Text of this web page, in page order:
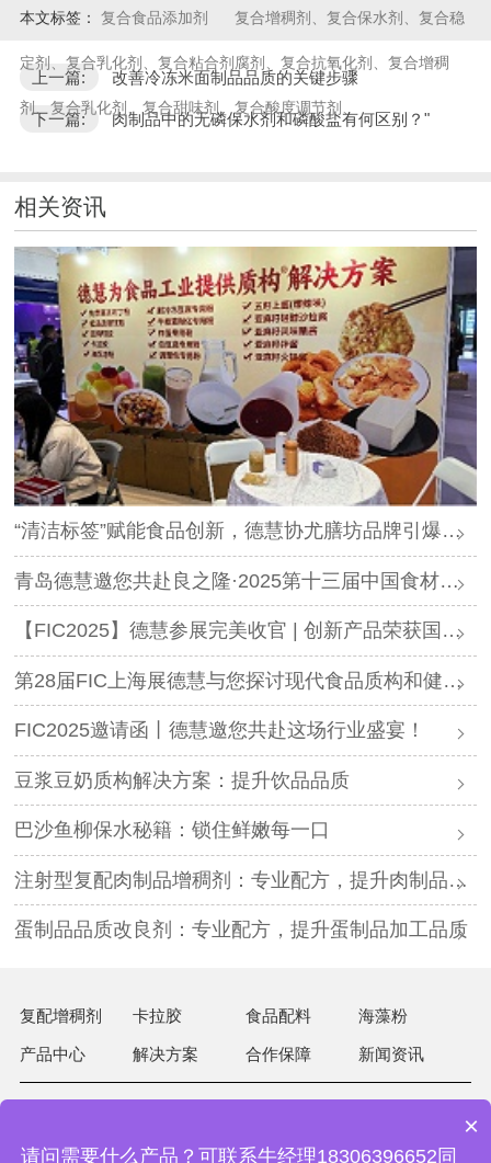
本文标签： 复合食品添加剂 复合增稠剂、复合保水剂、复合稳
定剂、复合乳化剂、复合粘合剂腐剂、复合抗氧化剂、复合增稠
剂、复合乳化剂、复合甜味剂、复合酸度调节剂、
上一篇: 改善冷冻米面制品品质的关键步骤
下一篇: 肉制品中的无磷保水剂和磷酸盐有何区别？"
相关资讯
“清洁标签”赋能食品创新，德慧协尤膳坊品牌引爆良之隆展会
青岛德慧邀您共赴良之隆·2025第十三届中国食材电商节
【FIC2025】德慧参展完美收官 | 创新产品荣获国内外客户高度认可！
第28届FIC上海展德慧与您探讨现代食品质构和健康创新发展！
FIC2025邀请函丨德慧邀您共赴这场行业盛宴！
豆浆豆奶质构解决方案：提升饮品品质
巴沙鱼柳保水秘籍：锁住鲜嫩每一口
注射型复配肉制品增稠剂：专业配方，提升肉制品品质
蛋制品品质改良剂：专业配方，提升蛋制品加工品质
复配增稠剂 卡拉胶 食品配料 海藻粉
产品中心 解决方案 合作保障 新闻资讯
地址：山东省青岛市即墨区蓝谷高新技术产业开发区山水路
×
请问需要什么产品？可联系牛经理18306396652同